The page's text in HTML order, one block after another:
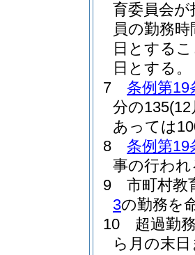
育委員会
員の勤務
日とする
日とする。
7
条例第19
分の135
あっては
8
条例第19
事の行わ
9
市町村教
3の勤務を
10
超過勤
ら月の末